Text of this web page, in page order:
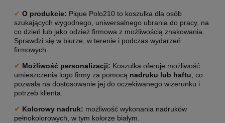
✔ O produkcie: Pique Polo210 to koszulka dla osób
szukających wygodnego, uniwersalnego ubrania do pracy, na
co dzień lub jako odzież firmowa z możliwością znakowania.
Sprawdzi się w biurze, w terenie i podczas wydarzeń
firmowych.
✔ Możliwość personalizacji: Koszulka oferuje możliwość
umieszczenia logo firmy za pomocą nadruku lub haftu, co
pozwala na dostosowanie jej do oczekiwanego wizerunku i
potrzeb klienta.
✔ Kolorowy nadruk: możliwość wykonania nadruków
pełnokolorowych, w tym kolorze białym.